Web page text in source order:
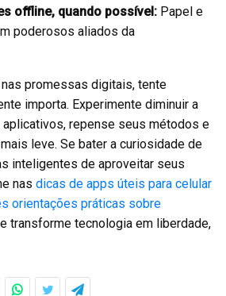
offline, quando possível: Papel e
poderosos aliados da
promessas digitais, tente
importa. Experimente diminuir a
repense seus métodos e
leve. Se bater a curiosidade de
inteligentes de aproveitar seus
nas dicas de apps úteis para celular
orientações práticas sobre
e transforme tecnologia em liberdade,